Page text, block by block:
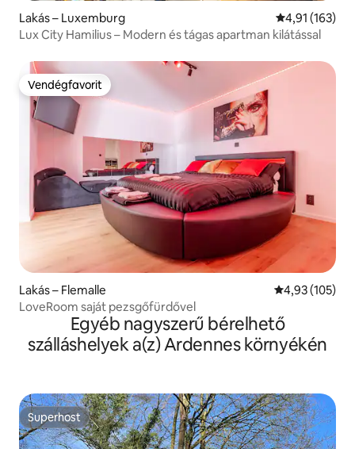
Lakás – Luxemburg Átlagos
4,91 (163)
Lux City Hamilius – Modern és tágas apartman kilátással
Vendégfavorit
Vendégfavorit
Lakás – Flemalle Átlagos
4,93 (105)
LoveRoom saját pezsgőfürdővel
Egyéb nagyszerű bérelhető
szálláshelyek a(z) Ardennes környékén
Superhost
Superhost